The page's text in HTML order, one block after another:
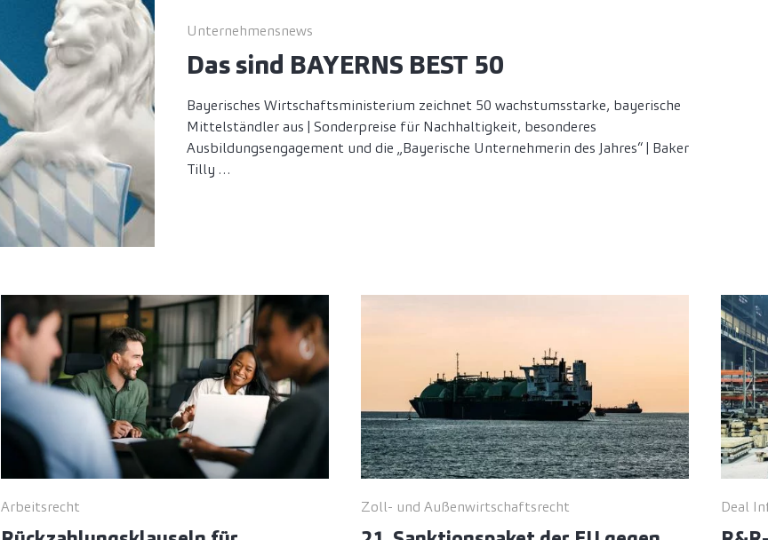
Unternehmensnews
Das sind BAYERNS BEST 50
Bayerisches Wirtschaftsministerium zeichnet 50 wachstumsstarke, bayerische
Mittelständler aus | Sonderpreise für Nachhaltigkeit, besonderes
Ausbildungsengagement und die „Bayerische Unternehmerin des Jahres“ | Baker
Tilly …
Arbeitsrecht Zoll- und Außenwirtschaftsrecht Deal